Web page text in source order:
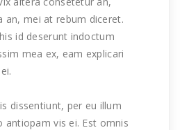
an, mei at rebum diceret.
id deserunt indoctum
mea ex, eam explicari
dissentiunt, per eu illum
antiopam vis ei. Est omnis